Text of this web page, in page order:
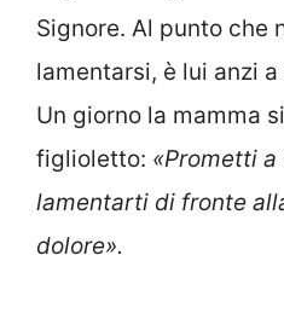
Signore. Al punto che
lamentarsi, è lui anzi
Un giorno la mamma
figlioletto: «Prometti a
lamentarti di fronte
dolore».